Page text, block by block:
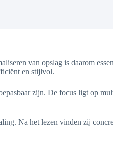
van opslag is daarom
en stijlvol.
zijn. De focus ligt op
Na het lezen vinden zij